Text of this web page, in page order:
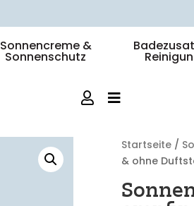
Sonnencreme &
Sonnenschutz
Startseite /
& ohne